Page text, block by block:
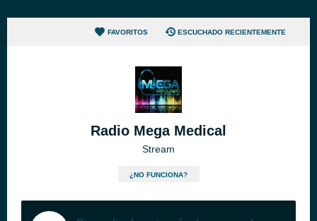
FAVORITOS ESCUCHADO RECIENTEMENTE
Radio Mega Medical
Stream
¿NO FUNCIONA?